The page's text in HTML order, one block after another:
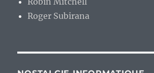
Roger Subirana